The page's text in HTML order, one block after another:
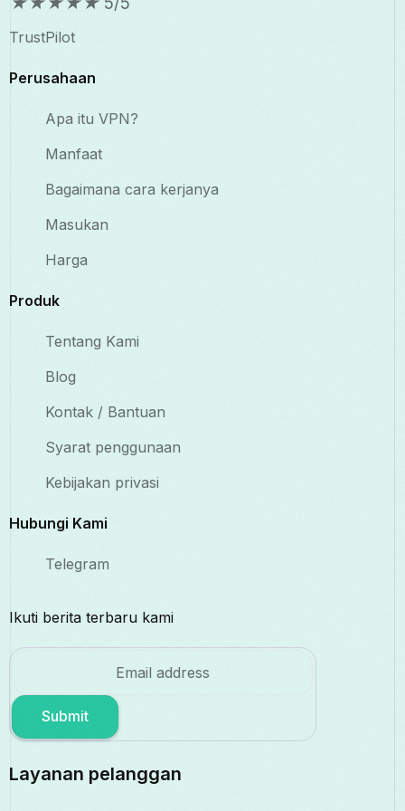
TrustPilot
Perusahaan
Apa itu VPN?
Manfaat
Bagaimana cara kerjanya
Masukan
Harga
Produk
Tentang Kami
Blog
Kontak / Bantuan
Syarat penggunaan
Kebijakan privasi
Hubungi Kami
Telegram
Ikuti berita terbaru kami
Submit
Layanan pelanggan